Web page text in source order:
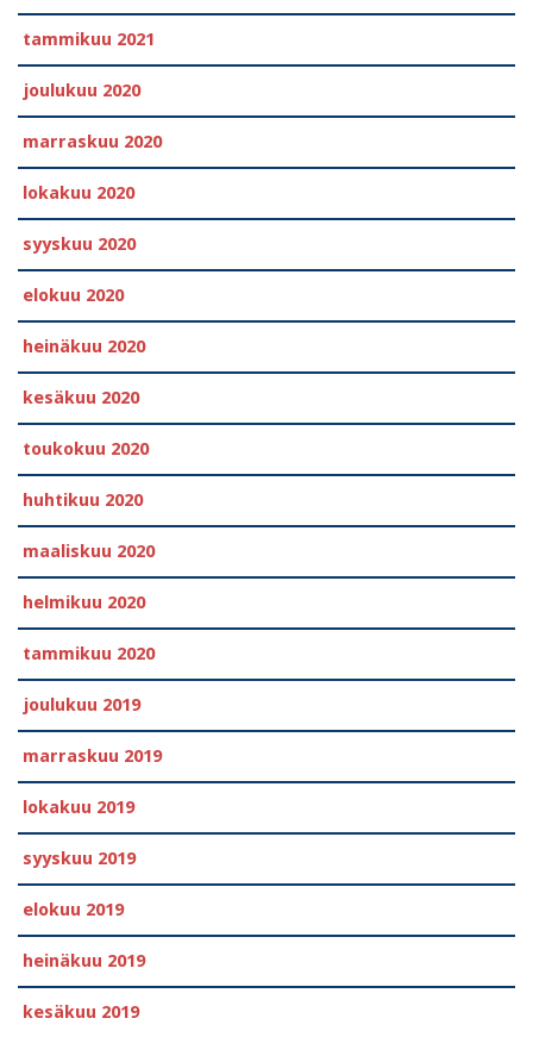
tammikuu 2021
joulukuu 2020
marraskuu 2020
lokakuu 2020
syyskuu 2020
elokuu 2020
heinäkuu 2020
kesäkuu 2020
toukokuu 2020
huhtikuu 2020
maaliskuu 2020
helmikuu 2020
tammikuu 2020
joulukuu 2019
marraskuu 2019
lokakuu 2019
syyskuu 2019
elokuu 2019
heinäkuu 2019
kesäkuu 2019